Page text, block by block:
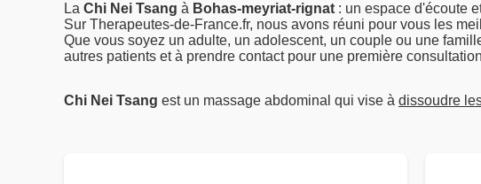
La Chi Nei Tsang à Bohas-meyriat-rignat : un espace d'écoute
Sur Therapeutes-de-France.fr, nous avons réuni pour vous les
Que vous soyez un adulte, un adolescent, un couple ou une
autres patients et à prendre contact pour une première
Chi Nei Tsang est un massage abdominal qui vise à dissoudre